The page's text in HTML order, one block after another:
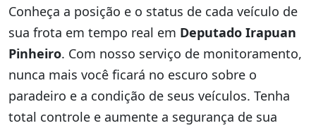
Conheça a posição e o status de cada veículo de
sua frota em tempo real em Deputado Irapuan
Pinheiro. Com nosso serviço de monitoramento,
nunca mais você ficará no escuro sobre o
paradeiro e a condição de seus veículos. Tenha
total controle e aumente a segurança de sua